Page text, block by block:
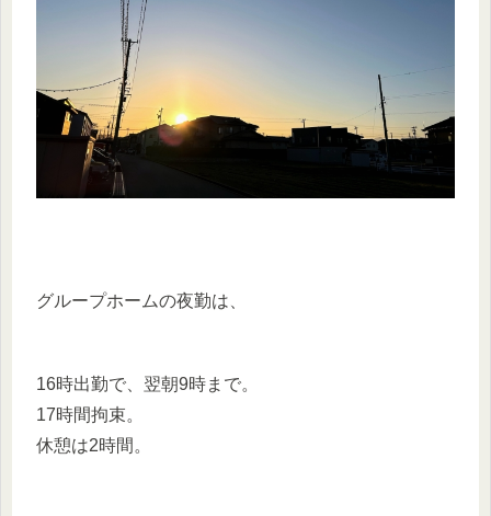
グループホームの夜勤は、
16時出勤で、翌朝9時まで。
17時間拘束。
休憩は2時間。